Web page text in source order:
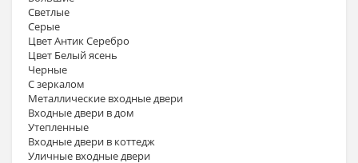
Светлые
Серые
Цвет Антик Серебро
Цвет Белый ясень
Черные
С зеркалом
Металлические входные двери
Входные двери в дом
Утепленные
Входные двери в коттедж
Уличные входные двери